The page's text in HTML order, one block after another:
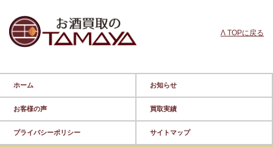
Λ TOPに戻る
ホーム お知らせ
お客様の声 買取実績
プライバシーポリシー サイトマップ